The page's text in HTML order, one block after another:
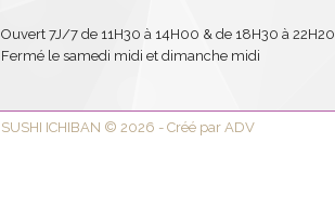
Ouvert 7J/7 de 11H30 à 14H00 & de 18H30 à 22H20
Fermé le samedi midi et dimanche midi
SUSHI ICHIBAN © 2026 - Créé par ADV